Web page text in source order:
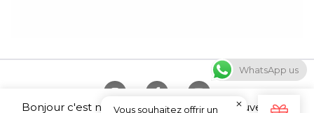
Bonjour c'est nous ... les Cookies ! Vous pouvez tout
WhatsApp us